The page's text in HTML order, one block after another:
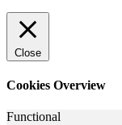
Close
Cookies Overview
Functional